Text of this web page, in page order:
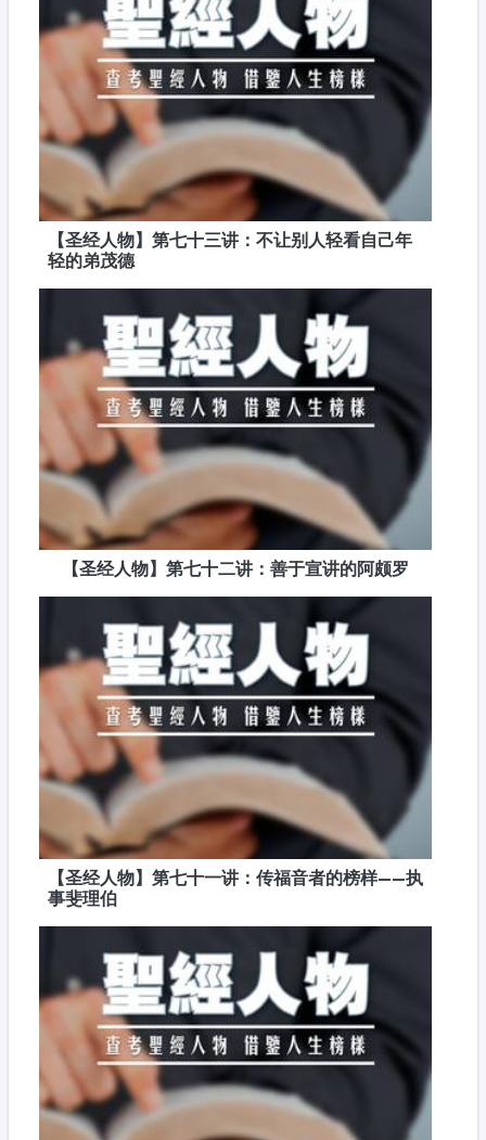
【圣经人物】第七十三讲：不让别人轻看自己年
轻的弟茂德
【圣经人物】第七十二讲：善于宣讲的阿颇罗
【圣经人物】第七十一讲：传福音者的榜样——执
事斐理伯